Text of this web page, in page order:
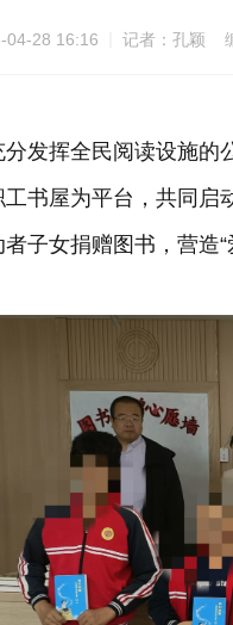
04-28 16:16 记者：孔颖
分发挥全民阅读设施的
工书屋为平台，共同启
者子女捐赠图书，营造